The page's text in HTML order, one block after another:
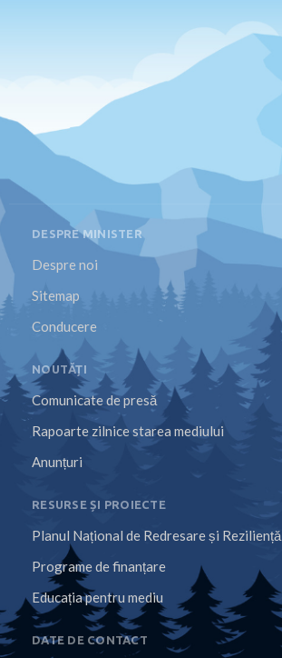
DESPRE MINISTER
Despre noi
Sitemap
Conducere
NOUTĂȚI
Comunicate de presă
Rapoarte zilnice starea mediului
Anunțuri
RESURSE ȘI PROIECTE
Planul Național de Redresare și Reziliență
Programe de finanțare
Educația pentru mediu
DATE DE CONTACT